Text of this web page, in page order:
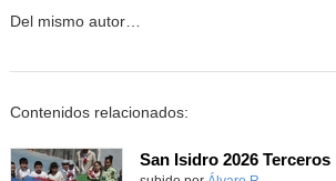
Del mismo autor…
Contenidos relacionados:
San Isidro 2026 Terceros